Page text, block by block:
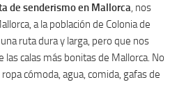
de senderismo en Mallorca , nos
a la población de Colonia de
ruta dura y larga, pero que nos
las calas más bonitas de Mallorca. No
cómoda, agua, comida, gafas de